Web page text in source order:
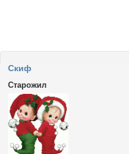
Cкиф
Старожил